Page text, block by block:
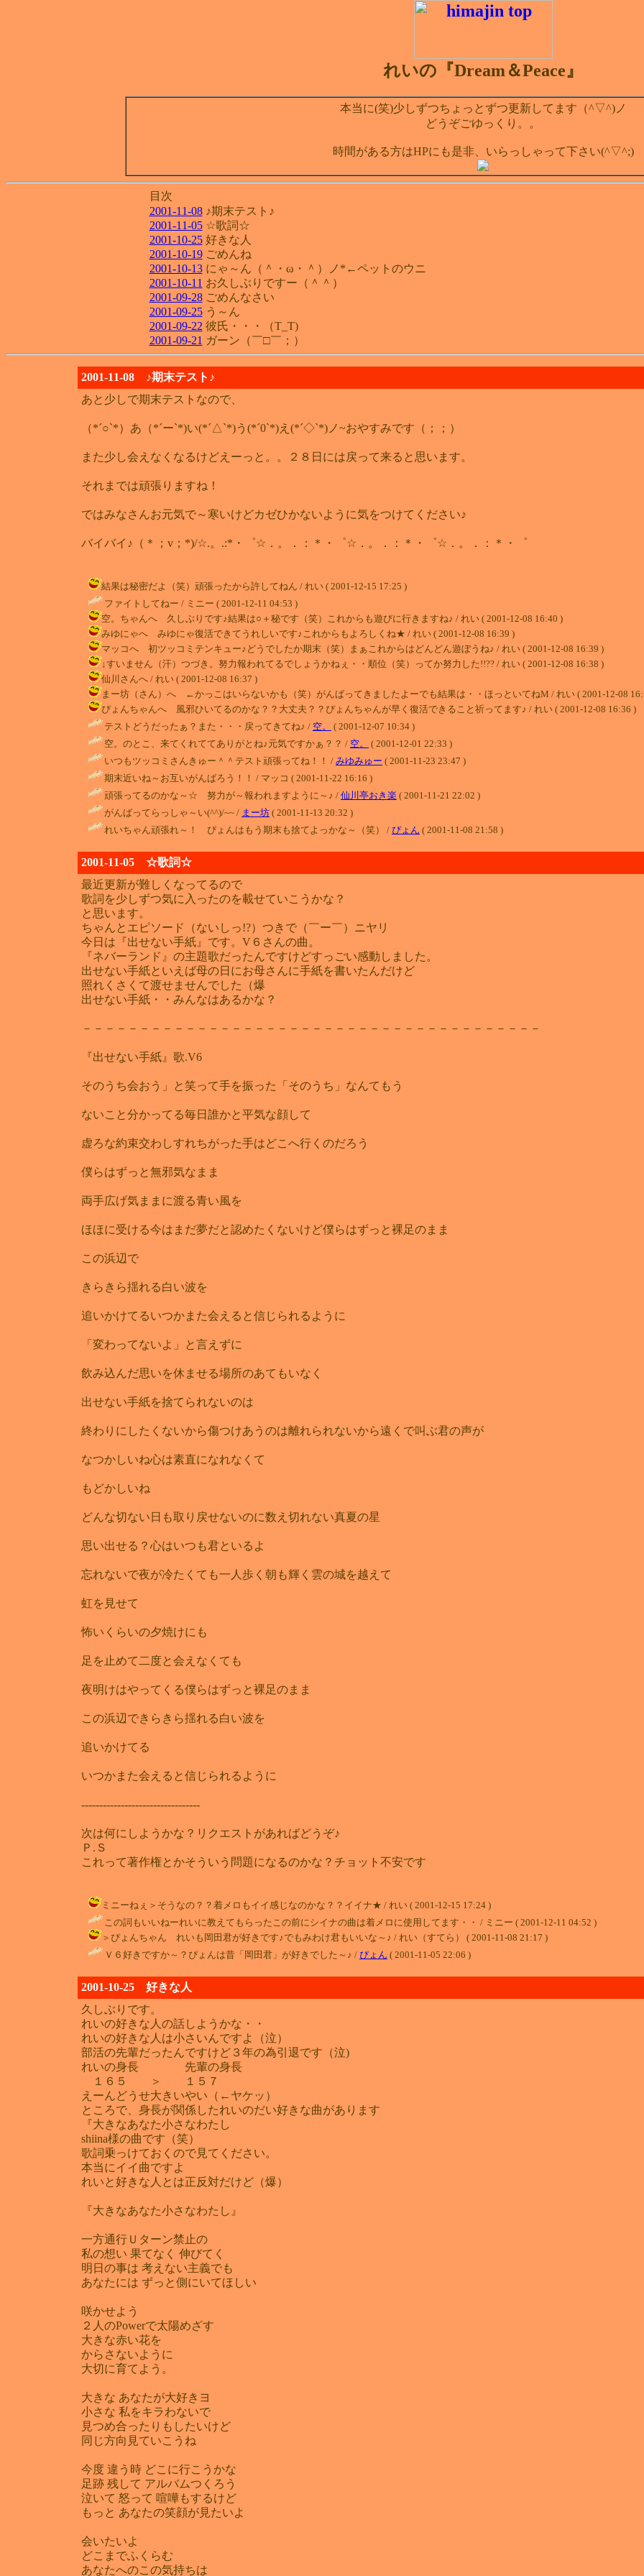
れいの『Dream＆Peace』
本当に(笑)少しずつちょっとずつ更新してます（^▽^)ノ
どうぞごゆっくり。。
時間がある方はHPにも是非、いらっしゃって下さい(^▽^;)
目次
2001-11-08♪期末テスト♪
2001-11-05☆歌詞☆
2001-10-25好きな人
2001-10-19ごめんね
2001-10-13にゃ～ん（＾・ω・＾）ノ*←ペットのウニ
2001-10-11 お久しぶりですー（＾＾）
2001-09-28ごめんなさい
2001-09-25う～ん
2001-09-22 彼氏・・・（T_T)
2001-09-21 ガーン（￣□￣；）
2001-11-08 ♪期末テスト♪
あと少しで期末テストなので、
（*´○`*）あ（*´ー`*)い(*´△`*)う(*´0`*)え(*´◇`*)ノ~おやすみです（；；）
また少し会えなくなるけどえーっと。。２８日には戻って来ると思います。
それまでは頑張りますね！
ではみなさんお元気で～寒いけどカゼひかないように気をつけてください♪
バイバイ♪（＊；v；*)/☆.。.:*・゜☆．。．：＊・゜☆．。．：＊・゜☆．。．：＊・゜
結果は秘密だよ（笑）頑張ったから許してねん / れい ( 2001-12-15 17:25 )
ファイトしてねー / ミニー ( 2001-12-11 04:53 )
空。ちゃんへ 久しぶりです♪結果は○＋秘です（笑）これからも遊びに行きますね♪ / れい ( 2001-12-08 16:40 )
みゆにゃへ みゆにゃ復活できてうれしいです♪これからもよろしくね★ / れい ( 2001-12-08 16:39 )
マッコへ 初ツッコミテンキュー♪どうでしたか期末（笑）まぁこれからはどんどん遊ぼうね♪ / れい ( 2001-12-08 16:39 )
↓すいません（汗）つづき。努力報われてるでしょうかねぇ・・順位（笑）ってか努力した!!?? / れい ( 2001-12-08 16:38 )
仙川さんへ / れい ( 2001-12-08 16:37 )
まー坊（さん）へ ←かっこはいらないかも（笑）がんばってきましたよーでも結果は・・ほっといてねM / れい ( 2001-12-08
ぴょんちゃんへ 風邪ひいてるのかな？？大丈夫？？ぴょんちゃんが早く復活できること祈ってます♪ / れい ( 2001-12-08 16:36 )
テストどうだったぁ？また・・・戻ってきてね♪ / 空。
( 2001-12-07 10:34 )
空。のとこ、来てくれててありがとね♪元気ですかぁ？？ / 空。
( 2001-12-01 22:33 )
いつもツッコミさんきゅー＾＾テスト頑張ってね！！ / みゆみゅー ( 2001-11-23 23:47 )
期末近いね～お互いがんばろう！！ / マッコ ( 2001-11-22 16:16 )
頑張ってるのかな～☆ 努力が～報われますように～♪ / 仙川亭おき楽 ( 2001-11-21 22:02 )
がんばってらっしゃ～い(^^)/~~ / まー坊 ( 2001-11-13 20:32 )
れいちゃん頑張れ～！ ぴょんはもう期末も捨てよっかな～（笑） / ぴょん ( 2001-11-08 21:58 )
2001-11-05 ☆歌詞☆
最近更新が難しくなってるので
歌詞を少しずつ気に入ったのを載せていこうかな？
と思います。
ちゃんとエピソード（ないしっ!?）つきで（￣ー￣）ニヤリ
今日は『出せない手紙』です。V６さんの曲。
『ネバーランド』の主題歌だったんですけどすっごい感動しました。
出せない手紙といえば母の日にお母さんに手紙を書いたんだけど
照れくさくて渡せませんでした（爆
出せない手紙・・みんなはあるかな？
－－－－－－－－－－－－－－－－－－－－－－－－－－－－－－－－－－－－－－－－
『出せない手紙』歌.V6
そのうち会おう」と笑って手を振った「そのうち」なんてもう
ないこと分かってる毎日誰かと平気な顔して
虚ろな約束交わしすれちがった手はどこへ行くのだろう
僕らはずっと無邪気なまま
両手広げ気ままに渡る青い風を
ほほに受ける今はまだ夢だと認めたくないけど僕らはずっと裸足のまま
この浜辺で
きらきら揺れる白い波を
追いかけてるいつかまた会えると信じられるように
「変わってないよ」と言えずに
飲み込んだ思いを休ませる場所のあてもいなく
出せない手紙を捨てられないのは
終わりにしたくないから傷つけあうのは離れられないから遠くで叫ぶ君の声が
なつかしいね心は素直になれなくて
もどかしいね
どんな切ない日も取り戻せないのに数え切れない真夏の星
思い出せる？心はいつも君といるよ
忘れないで夜が冷たくても一人歩く朝も輝く雲の城を越えて
虹を見せて
怖いくらいの夕焼けにも
足を止めて二度と会えなくても
夜明けはやってくる僕らはずっと裸足のまま
この浜辺できらきら揺れる白い波を
追いかけてる
いつかまた会えると信じられるように
---------------------------------
次は何にしようかな？リクエストがあればどうぞ♪
Ｐ.Ｓ
これって著作権とかそういう問題になるのかな？チョット不安です
ミニーねぇ＞そうなの？？着メロもイイ感じなのかな？？イイナ★ / れい ( 2001-12-15 17:24 )
この詞もいいねーれいに教えてもらったこの前にシイナの曲は着メロに使用してます・・ / ミニー ( 2001-12-11 04:52 )
＞ぴょんちゃん れいも岡田君が好きです♪でもみわけ君もいいな～♪ / れい（すてら） ( 2001-11-08 21:17 )
Ｖ６好きですか～？ぴょんは昔「岡田君」が好きでした～♪ / ぴょん ( 2001-11-05 22:06 )
2001-10-25 好きな人
久しぶりです。
れいの好きな人の話しようかな・・
れいの好きな人は小さいんですよ（泣）
部活の先輩だったんですけど３年の為引退です（泣)
れいの身長 先輩の身長
１６５ ＞ １５７
えーんどうせ大きいやい（←ヤケッ）
ところで、身長が関係したれいのだい好きな曲があります
『大きなあなた小さなわたし
shiina様の曲です（笑）
歌詞乗っけておくので見てください。
本当にイイ曲ですよ
れいと好きな人とは正反対だけど（爆）
『大きなあなた小さなわたし』
一方通行Ｕターン禁止の
私の想い 果てなく 伸びてく
明日の事は 考えない主義でも
あなたには ずっと側にいてほしい
咲かせよう
２人のPowerで太陽めざす
大きな赤い花を
からさないように
大切に育てよう。
大きな あなたが大好きヨ
小さな 私をキラわないで
見つめ合ったりもしたいけど
同じ方向見ていこうね
今度 違う時 どこに行こうかな
足跡 残して アルバムつくろう
泣いて 怒って 喧嘩もするけど
もっと あなたの笑顔が見たいよ
会いたいよ
どこまでふくらむ
あなたへのこの気持ちは